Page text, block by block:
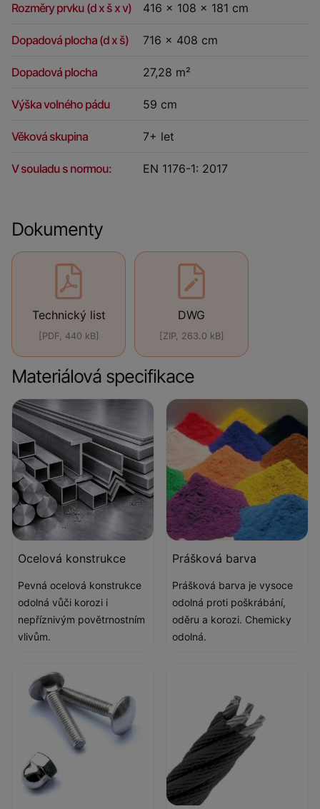
Rozměry prvku (d x š x v) 416 x 108 x 181 cm
Dopadová plocha (d x š) 716 x 408 cm
Dopadová plocha 27,28 m²
Výška volného pádu 59 cm
Věková skupina 7+ let
V souladu s normou: EN 1176-1: 2017
Dokumenty
Technický list
[PDF, 440 kB]
DWG
[ZIP, 263.0 kB]
Materiálová specifikace
Ocelová konstrukce
Pevná ocelová konstrukce
odolná vůči korozi i
nepříznivým povětrnostním
vlivům.
Prášková barva
Prášková barva je vysoce
odolná proti poškrábání,
oděru a korozi. Chemicky
odolná.